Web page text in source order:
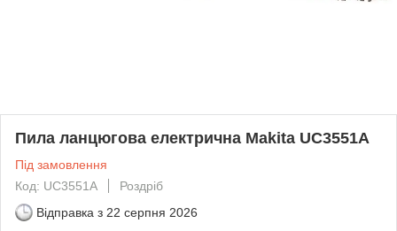
Пила ланцюгова електрична Makita UC3551A
Під замовлення
Код: UC3551A
Роздріб
Відправка з 22 серпня 2026